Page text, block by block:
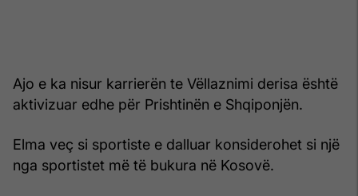
Ajo e ka nisur karrierën te Vëllaznimi derisa është
aktivizuar edhe për Prishtinën e Shqiponjën.
Elma veç si sportiste e dalluar konsiderohet si një
nga sportistet më të bukura në Kosovë.